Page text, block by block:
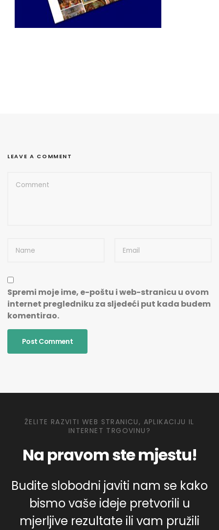
LEAVE A COMMENT
Spremi moje ime, e-poštu i web-stranicu u ovom
internet pregledniku za sljedeći put kada budem
komentirao.
ŽELITE RAZVITI WEB STRANICU, APLIKACIJU IL
INTERNET TRGOVINU?
Na pravom ste mjestu!
Budite slobodni javiti nam se kako
bismo vaše ideje pretvorili u
mjerljive rezultate ili vam pružili